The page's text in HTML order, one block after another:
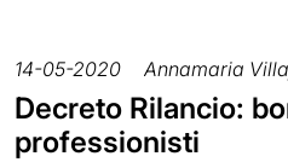
14-05-2020 Annamaria
Decreto Rilancio:
professionisti